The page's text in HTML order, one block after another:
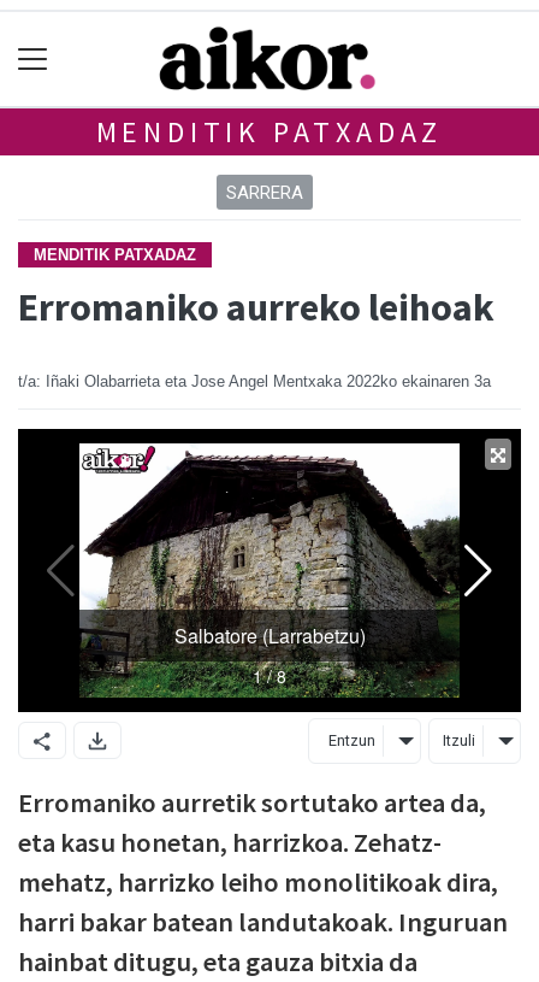
MENDITIK PATXADAZ
SARRERA
MENDITIK PATXADAZ
Erromaniko aurreko leihoak
t/a: Iñaki Olabarrieta eta Jose Angel Mentxaka 2022ko ekainaren 3a
Entzun Itzuli
Erromaniko aurretik sortutako artea da,
eta kasu honetan, harrizkoa. Zehatz-
mehatz, harrizko leiho monolitikoak dira,
harri bakar batean landutakoak. Inguruan
hainbat ditugu, eta gauza bitxia da